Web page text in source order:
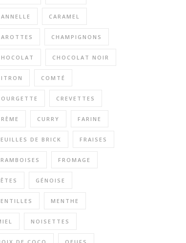
CARAMEL
CHAMPIGNONS
CHOCOLAT NOIR
COMTÉ
CREVETTES
CURRY FARINE
DE BRICK FRAISES
FROMAGE
GÉNOISE
MENTHE
NOISETTES